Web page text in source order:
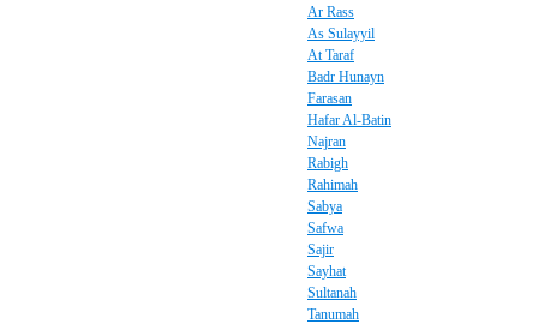
Ar Rass
As Sulayyil
At Taraf
Badr Hunayn
Farasan
Hafar Al-Batin
Najran
Rabigh
Rahimah
Sabya
Safwa
Sajir
Sayhat
Sultanah
Tanumah